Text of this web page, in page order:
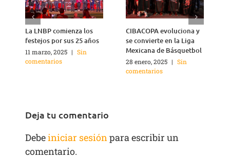
La LNBP comienza los
festejos por sus 25 años
11 marzo, 2025 | Sin
comentarios
CIBACOPA evoluciona y
se convierte en la Liga
Mexicana de Básquetbol
28 enero, 2025 | Sin
comentarios
Deja tu comentario
Debeiniciar sesiónpara escribir un
comentario.